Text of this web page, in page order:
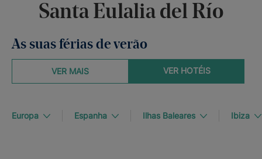
Santa Eulalia del Río
As suas férias de verão
VER HOTÉIS
VER MAIS
Europa Espanha Ilhas Baleares Ibiza